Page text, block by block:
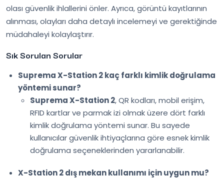
olası güvenlik ihlallerini önler. Ayrıca, görüntü kayıtlarının
alınması, olayları daha detaylı incelemeyi ve gerektiğinde
müdahaleyi kolaylaştırır.
Sık Sorulan Sorular
Suprema X-Station 2 kaç farklı kimlik doğrulama
yöntemi sunar?
Suprema X-Station 2, QR kodları, mobil erişim,
RFID kartlar ve parmak izi olmak üzere dört farklı
kimlik doğrulama yöntemi sunar. Bu sayede
kullanıcılar güvenlik ihtiyaçlarına göre esnek kimlik
doğrulama seçeneklerinden yararlanabilir.
X-Station 2 dış mekan kullanımı için uygun mu?